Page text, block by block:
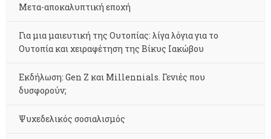
Μετα-αποκαλυπτική εποχή
Για μια μαιευτική της Ουτοπίας: λίγα λόγια για το
Ουτοπία και χειραφέτηση της Βίκυς Ιακώβου
Εκδήλωση: Gen Z και Millennials. Γενιές που
δυσφορούν;
Ψυχεδελικός σοσιαλισμός